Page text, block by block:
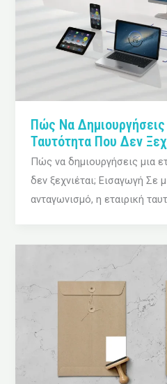
Πώς Να Δημιουργήσεις
Ταυτότητα Που Δεν
Πώς να δημιουργήσεις μια
δεν ξεχνιέται; Εισαγωγή Σε
ανταγωνισμό, η εταιρική